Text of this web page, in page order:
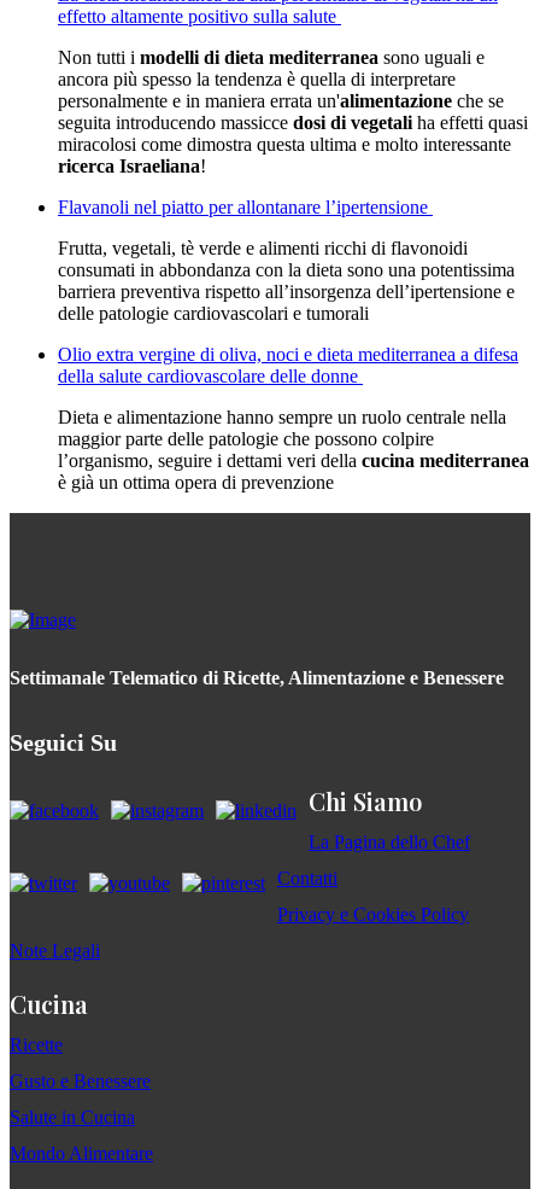
effetto altamente positivo sulla salute
Non tutti i modelli di dieta mediterranea sono uguali e
ancora più spesso la tendenza è quella di interpretare
personalmente e in maniera errata un'alimentazione che se
seguita introducendo massicce dosi di vegetali ha effetti quasi
miracolosi come dimostra questa ultima e molto interessante
ricerca Israeliana!
Flavanoli nel piatto per allontanare l’ipertensione
Frutta, vegetali, tè verde e alimenti ricchi di flavonoidi
consumati in abbondanza con la dieta sono una potentissima
barriera preventiva rispetto all’insorgenza dell’ipertensione e
delle patologie cardiovascolari e tumorali
Olio extra vergine di oliva, noci e dieta mediterranea a difesa
della salute cardiovascolare delle donne
Dieta e alimentazione hanno sempre un ruolo centrale nella
maggior parte delle patologie che possono colpire
l’organismo, seguire i dettami veri della cucina mediterranea
è già un ottima opera di prevenzione
Settimanale Telematico di Ricette, Alimentazione e Benessere
Seguici Su
Chi Siamo
La Pagina dello Chef
Contatti
Privacy e Cookies Policy
Note Legali
Cucina
Ricette
Gusto e Benessere
Salute in Cucina
Mondo Alimentare